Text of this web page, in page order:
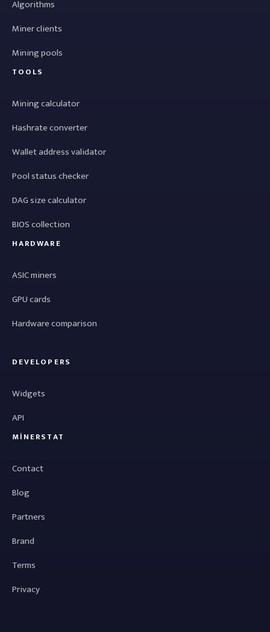
Algorithms
Miner clients
Mining pools
TOOLS
Mining calculator
Hashrate converter
Wallet address validator
Pool status checker
DAG size calculator
BIOS collection
HARDWARE
ASIC miners
GPU cards
Hardware comparison
DEVELOPERS
Widgets
API
MINERSTAT
Contact
Blog
Partners
Brand
Terms
Privacy